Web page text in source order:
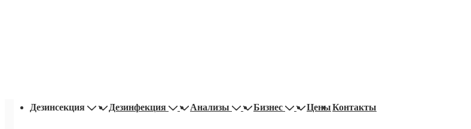
ОсновнаяДезинсекция Дезинфекция Анализы Бизнес ЦеныКонтакты